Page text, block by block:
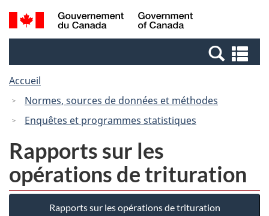
Passer
au
Passer
au
Passer
à
Canada
Recherche
et
et
Accueil
Normes, sources de données et méthodes
Enquêtes et programmes statistiques
Rapports sur les
opérations de trituration
Rapports sur les opérations de trituration